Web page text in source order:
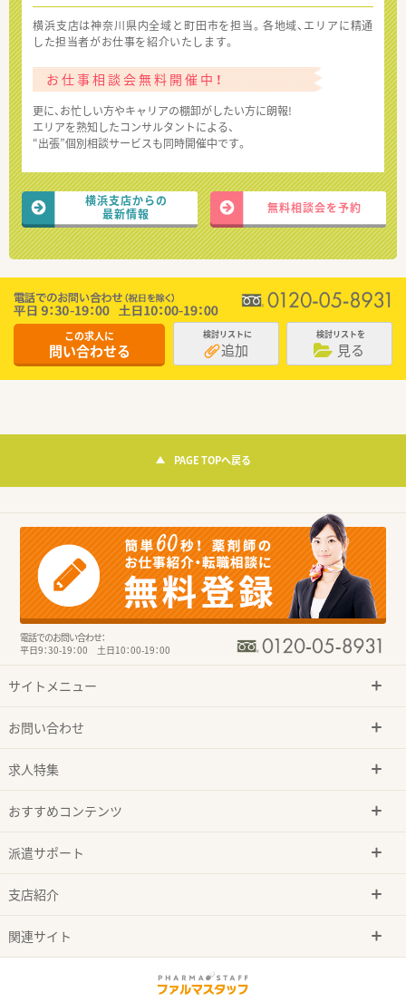
横浜支店は神奈川県内全域と町田市を担当。各地域、エリアに精通
した担当者がお仕事を紹介いたします。
お仕事相談会無料開催中！
更に、お忙しい方やキャリアの棚卸がしたい方に朗報!
エリアを熟知したコンサルタントによる、
“出張”個別相談サービスも同時開催中です。
横浜支店からの
最新情報
無料相談会を予約
この求人に
問い合わせる
検討リストに
追加
検討リストを
見る
PAGE TOPへ戻る
電話でのお問い合わせ：
平日9：30-19：00 土日10：00-19：00
サイトメニュー
お問い合わせ
求人特集
おすすめコンテンツ
派遣サポート
支店紹介
関連サイト